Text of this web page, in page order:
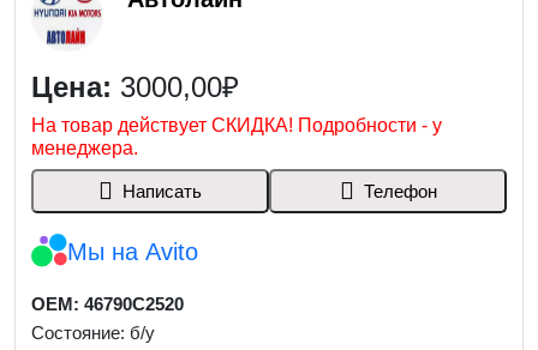
Цена: 3000,00₽
На товар действует СКИДКА! Подробности - у
менеджера.
Написать Телефон
Мы на Avito
OEM: 46790C2520
Состояние: б/у